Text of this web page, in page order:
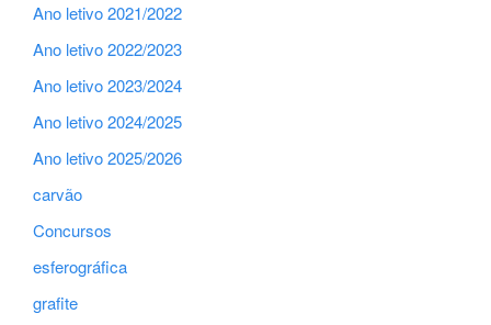
Ano letivo 2021/2022
Ano letivo 2022/2023
Ano letivo 2023/2024
Ano letivo 2024/2025
Ano letivo 2025/2026
carvão
Concursos
esferográfica
grafite